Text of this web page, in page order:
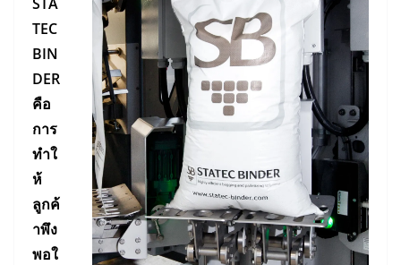
TEC
BIN
DER
คือ
การ
ทำใ
ห้
ลูกค้
าพึง
พอใ